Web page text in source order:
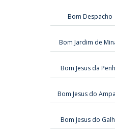
Bom Despacho
Bom Jardim de
Bom Jesus da
Bom Jesus do
Bom Jesus do